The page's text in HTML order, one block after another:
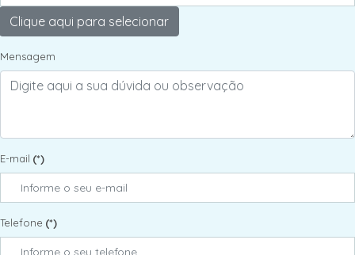
Mensagem
E-mail (*)
Telefone (*)